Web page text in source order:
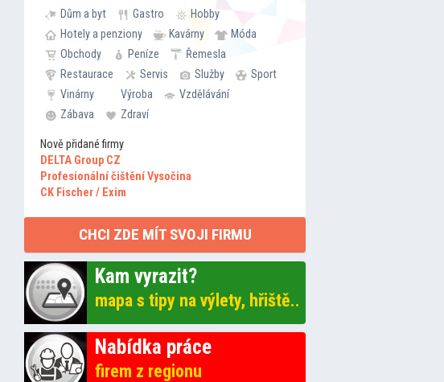
Dům a byt
Gastro
Hobby
Hotely a penziony
Kavárny
Móda
Obchody
Peníze
Řemesla
Restaurace
Servis Služby
Sport
Vinárny
Výroba
Vzdělávání
Zábava
Zdraví
Nově přidané firmy
DELTA Group CZ
Profesionální čištění Vysočina
CK Fischer / Exim
CHCI ZDE MÍT SVOJI FIRMU
Kam vyrazit?
mapa s tipy na výlety, hřiště..
Nabídka práce
firem z regionu